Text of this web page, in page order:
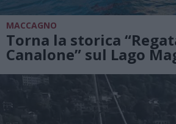
MACCAGNO
Torna la storica
Canalone” sul Lago